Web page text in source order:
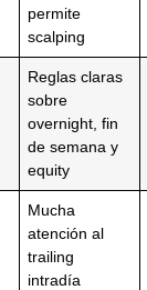
permite
scalping
Reglas claras
sobre
overnight, fin
de semana y
equity
Mucha
atención al
trailing
intradía